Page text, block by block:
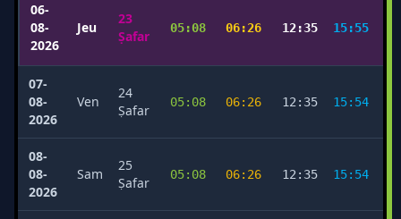
06-
08-
2026
Jeu
23
Ṣafar
05:08 06:26 12:35 15:55
07-
08-
2026
Ven
24
Ṣafar
05:08 06:26 12:35 15:54
08-
08-
2026
Sam
25
Ṣafar
05:08 06:26 12:35 15:54